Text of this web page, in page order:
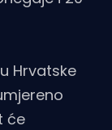
Hrvatske
će